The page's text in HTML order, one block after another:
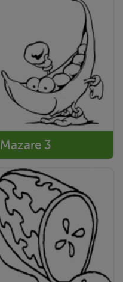
Mazare 3